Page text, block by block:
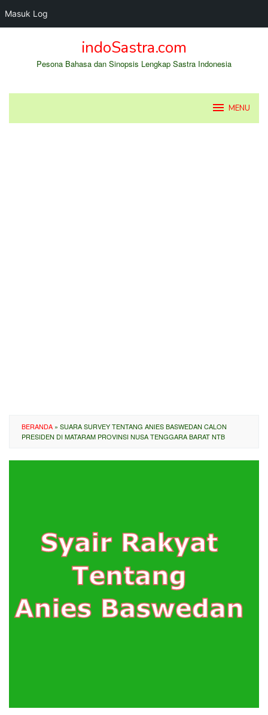
Masuk Log
indoSastra.com
Pesona Bahasa dan Sinopsis Lengkap Sastra Indonesia
MENU
BERANDA » SUARA SURVEY TENTANG ANIES BASWEDAN CALON
PRESIDEN DI MATARAM PROVINSI NUSA TENGGARA BARAT NTB